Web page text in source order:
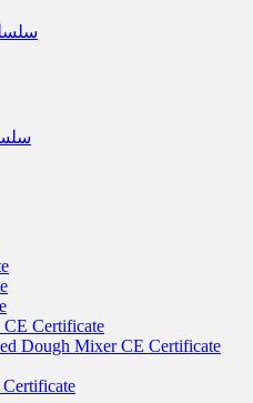
Certificate
Dough Mixer CE Certificate